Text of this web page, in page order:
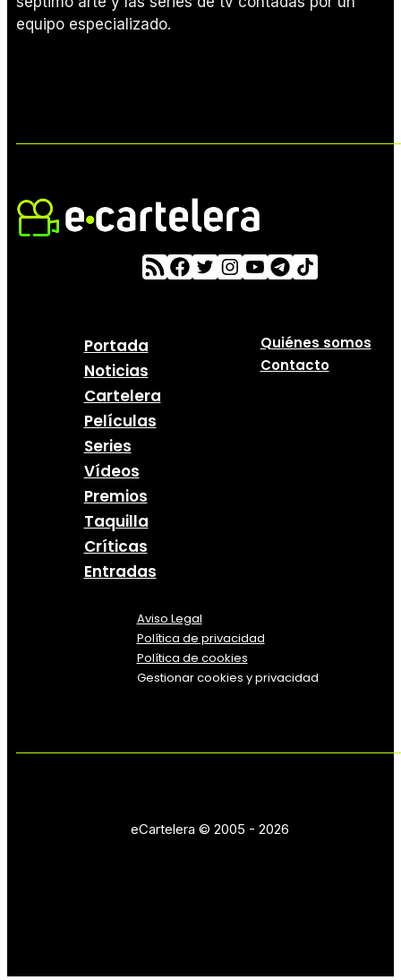
equipo especializado.
Portada
Noticias
Cartelera
Películas
Series
Vídeos
Premios
Taquilla
Críticas
Entradas
Quiénes somos
Contacto
Aviso Legal
Política de privacidad
Política de cookies
Gestionar cookies y privacidad
eCartelera © 2005 - 2026